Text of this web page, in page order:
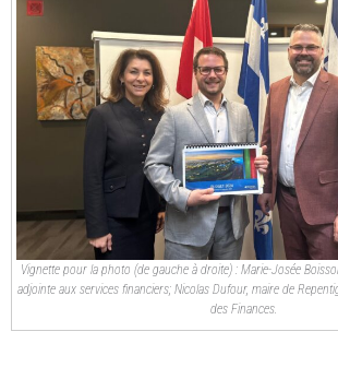
Vignette pour la photo (de gauche à droite) : Marie-Josée
adjointe aux services financiers; Nicolas Dufour, maire de
des Finances.